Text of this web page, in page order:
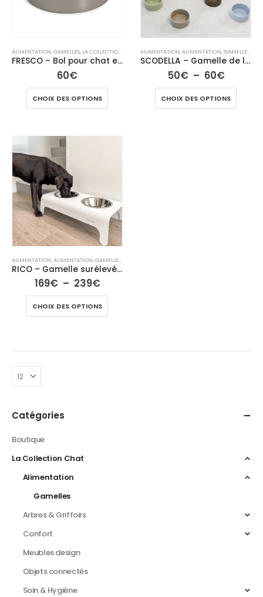
ALIMENTATION,GAMELLES, LA COLLECTION CHAT
FRESCO – Bol pour chat en porcelaine
60€
CHOIX DES OPTIONS
ALIMENTATION,ALIMENTATION,GAMELLES
SCODELLA – Gamelle de luxe pour chien et chat
50€ – 60€
CHOIX DES OPTIONS
ALIMENTATION,ALIMENTATION,GAMELLES
RICO – Gamelle surélevée pour chien et chat
169€ – 239€
CHOIX DES OPTIONS
Catégories
Boutique
La Collection Chat
Alimentation
Gamelles
Arbres & Griffoirs
Confort
Meubles design
Objets connectés
Soin & Hygiène